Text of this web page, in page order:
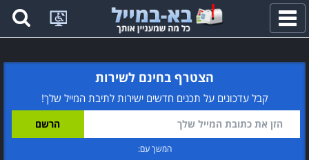
פתח
תפריט
הצטרף בחינם לשירות
קבל עדכונים על תכנים חדשים ישירות לתיבת המייל שלך!
המשך עם: